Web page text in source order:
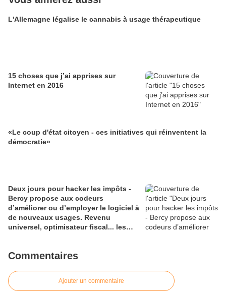
L'Allemagne légalise le cannabis à usage thérapeutique
15 choses que j’ai apprises sur
Internet en 2016
«Le coup d'état citoyen - ces initiatives qui réinventent la
démocratie»
Deux jours pour hacker les impôts -
Bercy propose aux codeurs
d’améliorer ou d’employer le logiciel à
de nouveaux usages. Revenu
universel, optimisateur fiscal... les
Commentaires
Ajouter un commentaire